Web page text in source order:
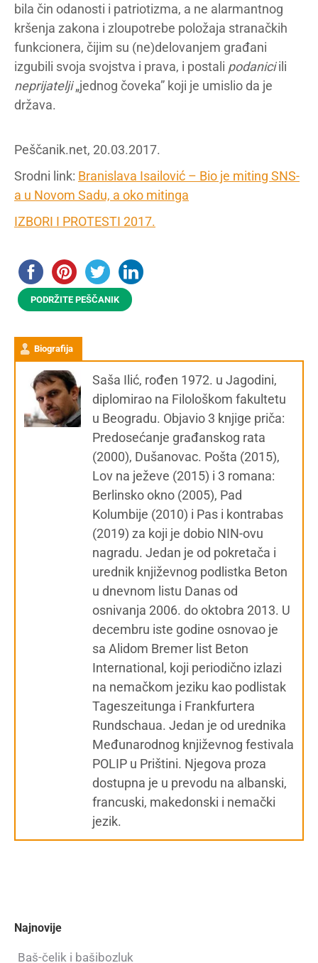
bila čin odanosti i patriotizma, a ne alarmantnog
kršenja zakona i zloupotrebe položaja stranačkih
funkcionera, čijim su (ne)delovanjem građani
izgubili svoja svojstva i prava, i postali podaniciili
neprijatelji„jednog čoveka” koji je umislio da je
država.
Peščanik.net, 20.03.2017.
Srodni link: Branislava Isailović – Bio je miting SNS-
a u Novom Sadu, a oko mitinga
IZBORI I PROTESTI 2017.
PODRŽITE PEŠČANIK
Biografija
Saša Ilić, rođen 1972. u Jagodini,
diplomirao na Filološkom fakultetu
u Beogradu. Objavio 3 knjige priča:
Predosećanje građanskog rata
(2000), Dušanovac. Pošta (2015),
Lov na ježeve (2015) i 3 romana:
Berlinsko okno (2005), Pad
Kolumbije (2010) i Pas i kontrabas
(2019) za koji je dobio NIN-ovu
nagradu. Jedan je od pokretača i
urednik književnog podlistka Beton
u dnevnom listu Danas od
osnivanja 2006. do oktobra 2013. U
decembru iste godine osnovao je
sa Alidom Bremer list Beton
International, koji periodično izlazi
na nemačkom jeziku kao podlistak
Tageszeitunga i Frankfurtera
Rundschaua. Jedan je od urednika
Međunarodnog književnog festivala
POLIP u Prištini. Njegova proza
dostupna je u prevodu na albanski,
francuski, makedonski i nemački
jezik.
Najnovije
Baš-čelik i bašibozluk